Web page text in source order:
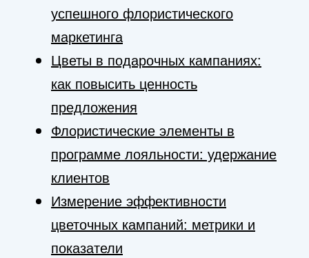
успешного флористического
маркетинга
Цветы в подарочных кампаниях:
как повысить ценность
предложения
Флористические элементы в
программе лояльности: удержание
клиентов
Измерение эффективности
цветочных кампаний: метрики и
показатели